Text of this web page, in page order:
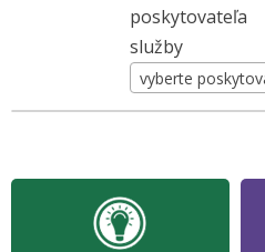
poskytovateľa
služby
vyberte